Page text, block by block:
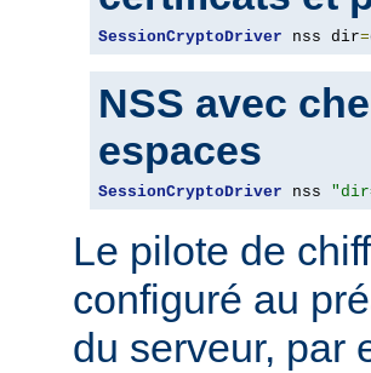
SessionCryptoDriver nss dir=
NSS avec
espaces
SessionCryptoDriver nss
Le pilote de
configuré au
du serveur, par